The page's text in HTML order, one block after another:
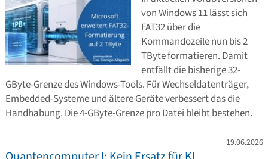
von Windows 11 lässt sich
FAT32 über die
Kommandozeile nun bis 2
TByte formatieren. Damit
entfällt die bisherige 32-
GByte-Grenze des Windows-Tools. Für Wechseldatenträger,
Embedded-Systeme und ältere Geräte verbessert das die
Handhabung. Die 4-GByte-Grenze pro Datei bleibt bestehen.
19.06.2026